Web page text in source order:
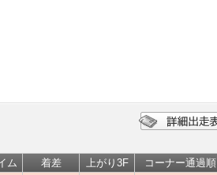
ム 着差 上がり3F コーナー通過順